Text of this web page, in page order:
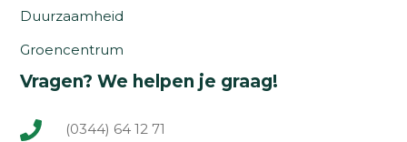
Duurzaamheid
Groencentrum
Vragen? We helpen je graag!
(0344) 64 12 71